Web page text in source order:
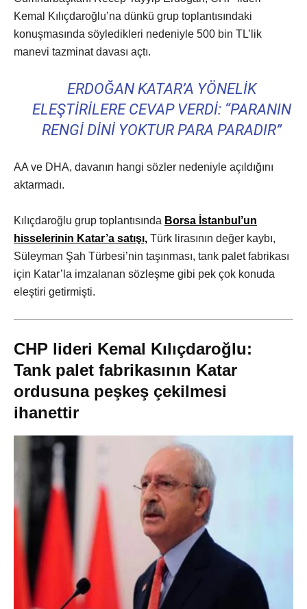
Kemal Kılıçdaroğlu’na dünkü grup toplantısındaki
konuşmasında söyledikleri nedeniyle 500 bin TL’lik
manevi tazminat davası açtı.
ERDOĞAN KATAR’A YÖNELIK
ELEŞTIRILERE CEVAP VERDI: “PARANIN
RENGI DINI YOKTUR PARA PARADIR”
AA ve DHA, davanın hangi sözler nedeniyle açıldığını
aktarmadı.
Kılıçdaroğlu grup toplantısında Borsa İstanbul’un
hisselerinin Katar’a satışı, Türk lirasının değer kaybı,
Süleyman Şah Türbesi’nin taşınması, tank palet fabrikası
için Katar’la imzalanan sözleşme gibi pek çok konuda
eleştiri getirmişti.
CHP lideri Kemal Kılıçdaroğlu:
Tank palet fabrikasının Katar
ordusuna peşkeş çekilmesi
ihanettir